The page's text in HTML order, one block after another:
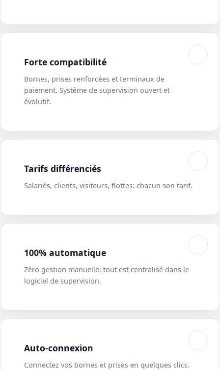
Forte compatibilité
Bornes, prises renforcées et terminaux de
paiement. Système de supervision ouvert et
évolutif.
Tarifs différenciés
Salariés, clients, visiteurs, flottes: chacun son tarif.
100% automatique
Zéro gestion manuelle: tout est centralisé dans le
logiciel de supervision.
Auto-connexion
Connectez vos bornes et prises en quelques clics.